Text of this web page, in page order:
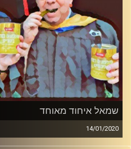
שמאל איחוד מאוחד
14/01/2020
החמוצים – בפעם השלישית.